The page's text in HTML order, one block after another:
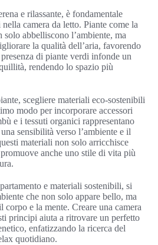
e rilassante, è fondamentale
camera da letto. Piante come la
solo abbelliscono l’ambiente, ma
la qualità dell’aria, favorendo
di piante verdi infonde un
rendendo lo spazio più
scegliere materiali eco-sostenibili
modo per incorporare accessori
e i tessuti organici rappresentano
sensibilità verso l’ambiente e il
materiali non solo arricchisce
anche uno stile di vita più
e materiali sostenibili, si
che non solo appare bello, ma
corpo e la mente. Creare una camera
principi aiuta a ritrovare un perfetto
enfatizzando la ricerca del
quotidiano.